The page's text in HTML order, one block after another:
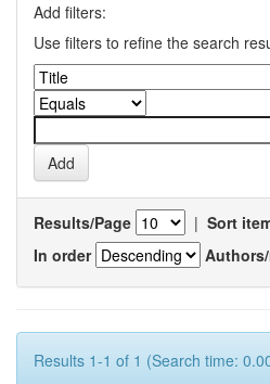
Add filters:
Use filters to refine the search
Results/Page | Sort
In order
Results 1-1 of 1 (Search time: